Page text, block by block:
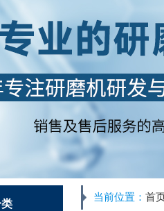
当前位置： 首